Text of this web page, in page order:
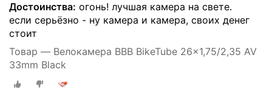
Достоинства: огонь! лучшая камера на свете.
если серьёзно - ну камера и камера, своих денег
стоит
Товар — Велокамера BBB BikeTube 26x1,75/2,35 AV
33mm Black